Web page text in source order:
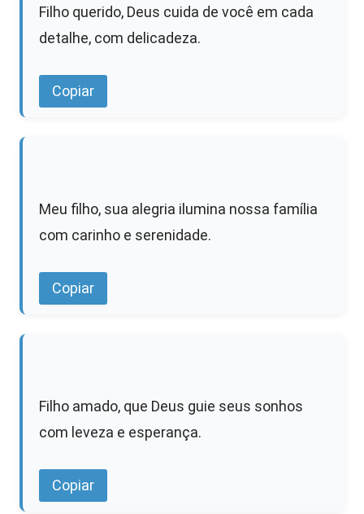
Filho querido, Deus cuida de você em cada
detalhe, com delicadeza.
Copiar
Meu filho, sua alegria ilumina nossa família
com carinho e serenidade.
Copiar
Filho amado, que Deus guie seus sonhos
com leveza e esperança.
Copiar